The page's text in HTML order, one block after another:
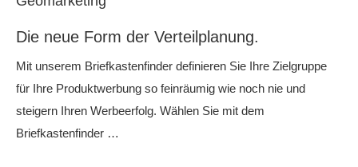
Die neue Form der Verteilplanung.
Mit unserem Briefkastenfinder definieren Sie Ihre Zielgruppe
für Ihre Produktwerbung so feinräumig wie noch nie und
steigern Ihren Werbeerfolg. Wählen Sie mit dem
Briefkastenfinder …